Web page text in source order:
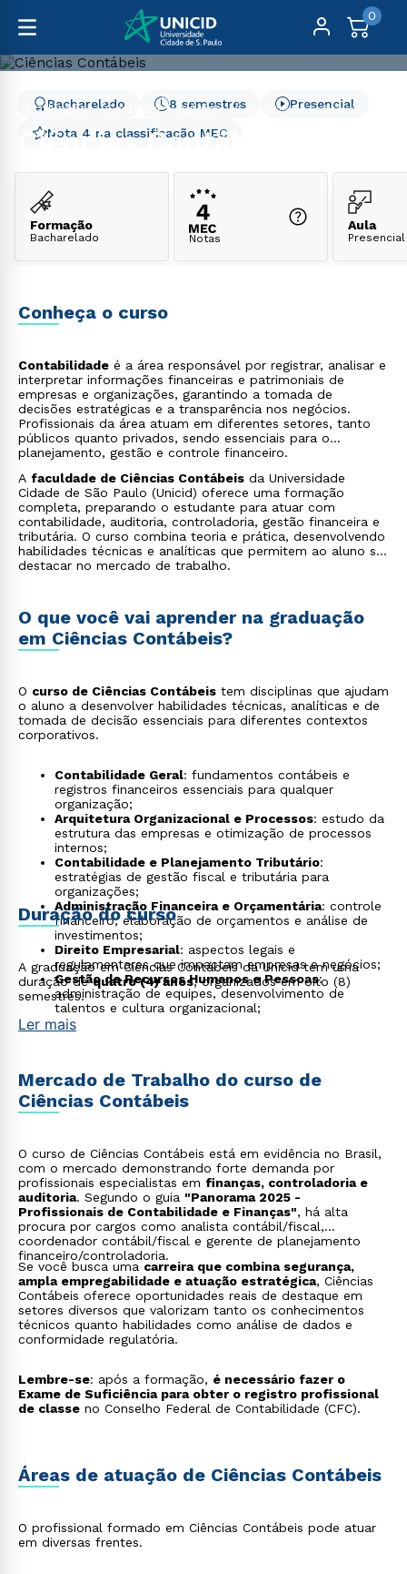
0
Graduação Gestão e Negócios Ciências Contábeis
Ciências Contábeis
Nota 4 na classificação MEC
8 semestres
Bacharelado Presencial
Formação
Bacharelado Notas
Aula
Presencial
Conheça o curso
Contabilidade é a área responsável por registrar, analisar e
interpretar informações financeiras e patrimoniais de
empresas e organizações, garantindo a tomada de
decisões estratégicas e a transparência nos negócios.
Profissionais da área atuam em diferentes setores, tanto
públicos quanto privados, sendo essenciais para o
planejamento, gestão e controle financeiro.
A faculdade de Ciências Contábeis da Universidade
Cidade de São Paulo (Unicid) oferece uma formação
completa, preparando o estudante para atuar com
contabilidade, auditoria, controladoria, gestão financeira e
tributária. O curso combina teoria e prática, desenvolvendo
habilidades técnicas e analíticas que permitem ao aluno se
destacar no mercado de trabalho.
O que você vai aprender na graduação
em Ciências Contábeis?
O curso de Ciências Contábeis tem disciplinas que ajudam
o aluno a desenvolver habilidades técnicas, analíticas e de
tomada de decisão essenciais para diferentes contextos
corporativos.
Contabilidade Geral: fundamentos contábeis e
registros financeiros essenciais para qualquer
organização;
Arquitetura Organizacional e Processos: estudo da
estrutura das empresas e otimização de processos
internos;
Contabilidade e Planejamento Tributário:
estratégias de gestão fiscal e tributária para
organizações;
Administração Financeira e Orçamentária: controle
financeiro, elaboração de orçamentos e análise de
investimentos;
Direito Empresarial: aspectos legais e
regulamentares que impactam empresas e negócios;
Gestão de Recursos Humanos e Pessoas:
administração de equipes, desenvolvimento de
talentos e cultura organizacional;
Gestão de Marketing
corporativa;
Tópicos Contemporâneos em Contabilidade
estudo de tendências e inovações na área contábil;
estratégico na gestão.
Duração do curso
A graduação em Ciências Contábeis da Unicid tem uma
duração dequatro (4) anos, organizados em oito (8)
semestres.
Ler mais
Mercado de Trabalho do curso de
Ciências Contábeis
O curso de Ciências Contábeis está em evidência no Brasil,
com o mercado demonstrando forte demanda por
profissionais especialistas em finanças, controladoria e
auditoria. Segundo o guia "Panorama 2025 -
Profissionais de Contabilidade e Finanças", há alta
procura por cargos como analista contábil/fiscal,
coordenador contábil/fiscal e gerente de planejamento
financeiro/controladoria.
Se você busca uma carreira que combina segurança,
ampla empregabilidade e atuação estratégica, Ciências
Contábeis oferece oportunidades reais de destaque em
setores diversos que valorizam tanto os conhecimentos
técnicos quanto habilidades como análise de dados e
conformidade regulatória.
Lembre-se: após a formação, é necessário fazer o
Exame de Suficiência para obter o registro profissional
de classe no Conselho Federal de Contabilidade (CFC).
Áreas de atuação de Ciências Contábeis
O profissional formado em Ciências Contábeis pode atuar
em diversas frentes.